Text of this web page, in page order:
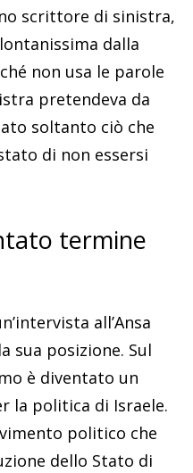
scrittore di sinistra,
dalla
non usa le parole
pretendeva da
soltanto ciò che
di non essersi
termine
all’Ansa
sua posizione. Sul
è diventato un
la politica di Israele.
politico che
dello Stato di